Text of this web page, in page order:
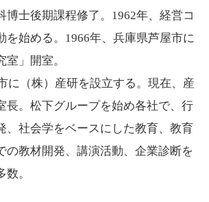
博士後期課程修了。1962年、経営コ
を始める。1966年、兵庫県芦屋市に
室」開室。
に（株）産研を設立する。現在、産
長。松下グループを始め各社で、行
、社会学をベースにした教育、教育
の教材開発、講演活動、企業診断を
。